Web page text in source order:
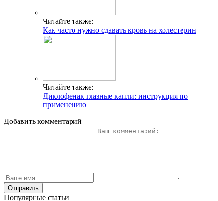
Читайте также:
Как часто нужно сдавать кровь на холестерин
Читайте также:
Диклофенак глазные капли: инструкция по
применению
Добавить комментарий
Популярные статьи